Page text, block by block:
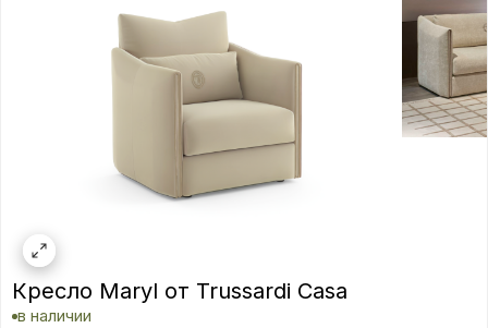
Кресло Maryl от Trussardi Casa
в наличии